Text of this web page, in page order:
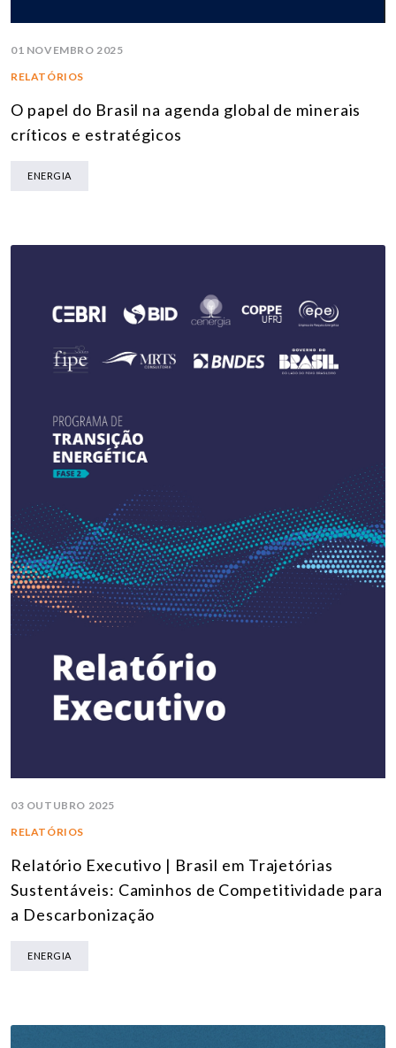
01 NOVEMBRO 2025
RELATÓRIOS
O papel do Brasil na agenda global de minerais
críticos e estratégicos
ENERGIA
03 OUTUBRO 2025
RELATÓRIOS
Relatório Executivo | Brasil em Trajetórias
Sustentáveis: Caminhos de Competitividade para
a Descarbonização
ENERGIA